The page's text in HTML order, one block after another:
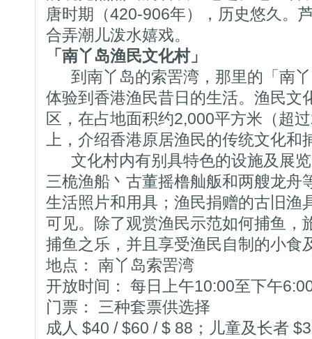
唐时期（420-906年），历史悠久。
合弄潮儿泼水嬉戏。
「南丫岛渔民文化村」
到南丫岛的索罟湾，那里的「南丫
体验到香港渔民昔日的生活。渔民文
区，在占地面积约2,000平方米（超
上，介绍香港原居渔民的传统文化和
文化村内有别具特色的设施及展览
三桅渔船丶古董摇橹舢舨和两艘龙舟
生活照片和用具；渔民捐赠的古旧渔
可见。除了观赏渔民示范如何捕鱼，
捕鱼之乐，并且享受渔民自制的小食
地点： 南丫岛索罟湾
开放时间： 每日上午10:00至下午
门票： 三种套票供选择
成人 $40 / $60 / $ 88；儿童及长者